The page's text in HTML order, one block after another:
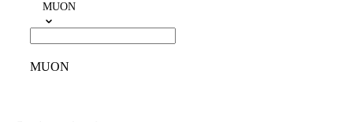
MUON
MUON